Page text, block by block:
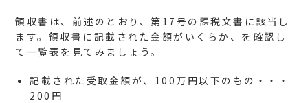
領収書は、前述のとおり、第17号の課税文書に該当し
ます。領収書に記載された金額がいくらか、を確認し
て一覧表を見てみましょう。
記載された受取金額が、100万円以下のもの・・・
200円